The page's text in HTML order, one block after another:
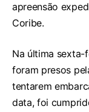
apreensão
Coribe.
Na última sexta-
foram presos
tentarem
data, foi